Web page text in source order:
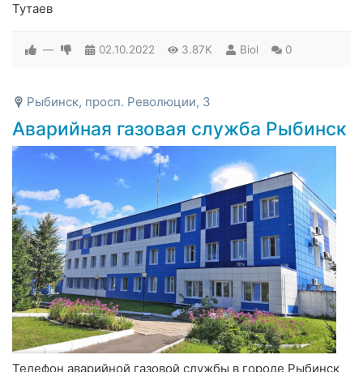
Тутаев
— 02.10.2022 3.87K Biol 0
Рыбинск, просп. Революции, 3
Аварийная газовая служба Рыбинск
Телефон аварийной газовой службы в городе Рыбинск